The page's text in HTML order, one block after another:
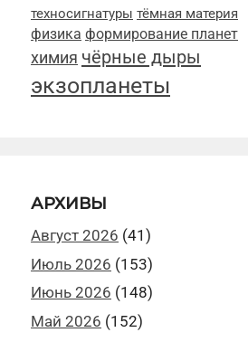
техносигнатуры тёмная материя
физика формирование планет
химия чёрные дыры
экзопланеты
АРХИВЫ
Август 2026 (41)
Июль 2026 (153)
Июнь 2026 (148)
Май 2026 (152)